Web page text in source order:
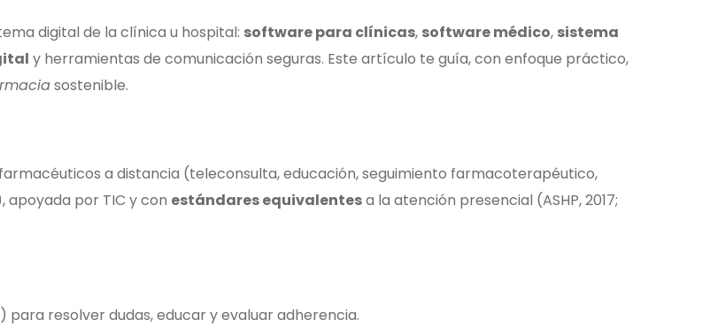
digital de la clínica u hospital: software para clínicas, software médico, sistema
y herramientas de comunicación seguras. Este artículo te guía, con enfoque práctico,
sostenible.
a distancia (teleconsulta, educación, seguimiento farmacoterapéutico,
por TIC y con estándares equivalentesa la atención presencial (ASHP, 2017;
para resolver dudas, educar y evaluar adherencia.